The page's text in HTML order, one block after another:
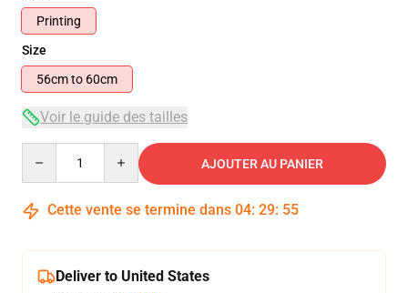
Printing
Size
56cm to 60cm
Voir le guide des tailles
AJOUTER AU PANIER
Cette vente se termine dans 04: 29: 54
Deliver to United States